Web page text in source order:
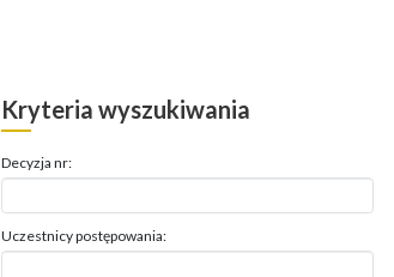
Kryteria wyszukiwania
Decyzja nr:
Uczestnicy postępowania: